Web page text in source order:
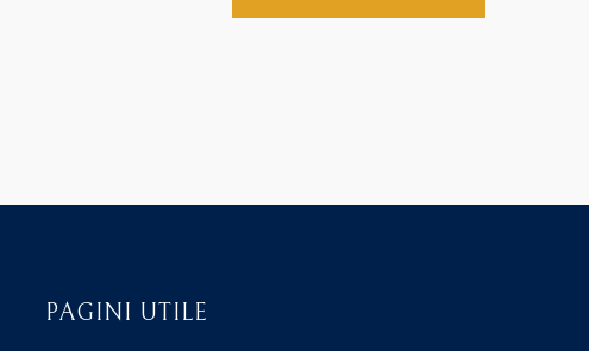
PAGINI UTILE